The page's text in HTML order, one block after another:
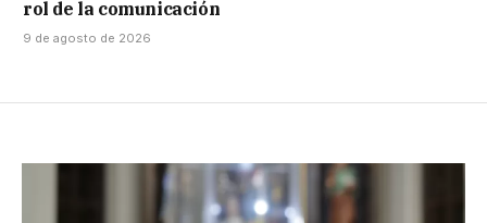
rol de la comunicación
9 de agosto de 2026